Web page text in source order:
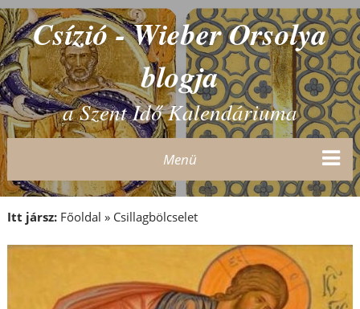
Csízió - Wieber Orsolya
blogja
a Szent Idő Kalendáriuma
Menü
Itt jársz: Főoldal » Csillagbölcselet